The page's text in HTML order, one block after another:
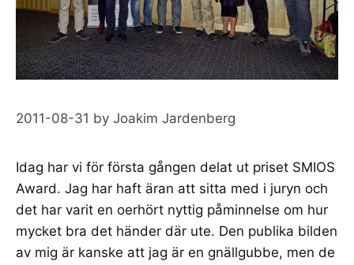
2011-08-31 by Joakim Jardenberg
Idag har vi för första gången delat ut priset SMIOS
Award. Jag har haft äran att sitta med i juryn och
det har varit en oerhört nyttig påminnelse om hur
mycket bra det händer där ute. Den publika bilden
av mig är kanske att jag är en gnällgubbe, men de